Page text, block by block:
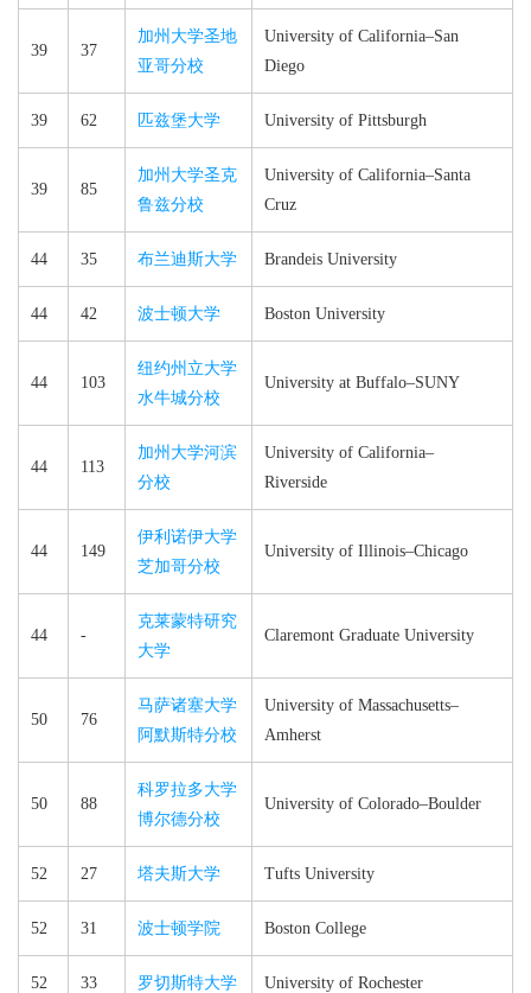
39 37
加州大学圣地
亚哥分校
University of California–​San
Diego
39 62 匹兹堡大学 University of Pittsburgh
39 85
加州大学圣克
鲁兹分校
University of California–​Santa
Cruz
44 35 布兰迪斯大学 Brandeis University
44 42 波士顿大学 Boston University
44 103
纽约州立大学
水牛城分校
University at Buffalo–​SUNY
44 113
加州大学河滨
分校
University of California–​
Riverside
44 149
伊利诺伊大学
芝加哥分校
University of Illinois–​Chicago
44 -
克莱蒙特研究
大学
Claremont Graduate University
50 76
马萨诸塞大学
阿默斯特分校
University of Massachusetts–​
Amherst
50 88
科罗拉多大学
博尔德分校
University of Colorado–​Boulder
52 27 塔夫斯大学 Tufts University
52 31 波士顿学院 Boston College
52 33 罗切斯特大学 University of Rochester